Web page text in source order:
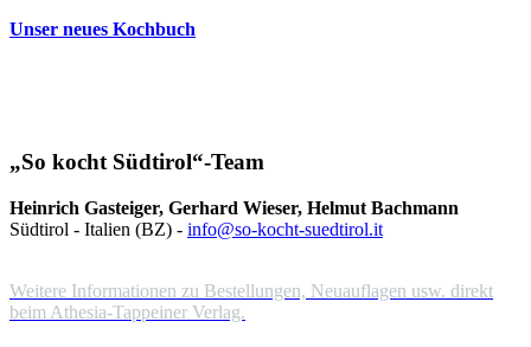
Unser neues Kochbuch
„So kocht Südtirol“-Team
Heinrich Gasteiger, Gerhard Wieser, Helmut Bachmann
Südtirol - Italien (BZ) - info@so-kocht-suedtirol.it
Weitere Informationen zu Bestellungen, Neuauflagen usw. direkt
beim Athesia-Tappeiner Verlag.